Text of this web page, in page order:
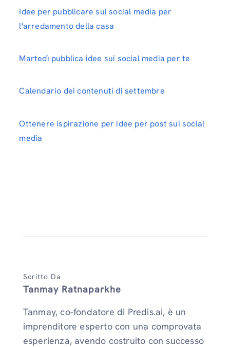
Idee per pubblicare sui social media per
l'arredamento della casa
Martedì pubblica idee sui social media per te
Calendario dei contenuti di settembre
Ottenere ispirazione per idee per post sui social
media
Scritto Da
Tanmay Ratnaparkhe
Tanmay, co-fondatore di Predis.ai, è un
imprenditore esperto con una comprovata
esperienza, avendo costruito con successo